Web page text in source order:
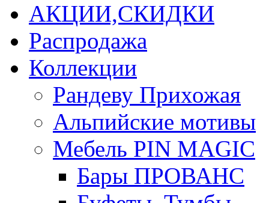
АКЦИИ,СКИДКИ
Распродажа
Коллекции
Рандеву Прихожая
Альпийские мотивы
Мебель PIN MAGIС
Бары ПРОВАНС